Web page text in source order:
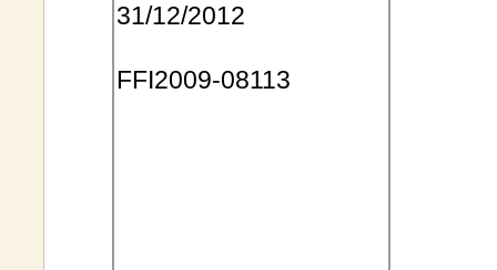
31/12/2012
FFI2009-08113